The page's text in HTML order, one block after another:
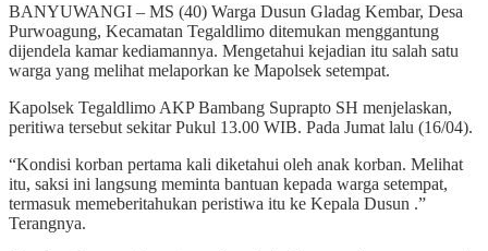
BANYUWANGI – MS (40) Warga Dusun Gladag Kembar, Desa
Purwoagung, Kecamatan Tegaldlimo ditemukan menggantung
dijendela kamar kediamannya. Mengetahui kejadian itu salah satu
warga yang melihat melaporkan ke Mapolsek setempat.
Kapolsek Tegaldlimo AKP Bambang Suprapto SH menjelaskan,
peritiwa tersebut sekitar Pukul 13.00 WIB. Pada Jumat lalu (16/04).
“Kondisi korban pertama kali diketahui oleh anak korban. Melihat
itu, saksi ini langsung meminta bantuan kepada warga setempat,
termasuk memeberitahukan peristiwa itu ke Kepala Dusun .”
Terangnya.